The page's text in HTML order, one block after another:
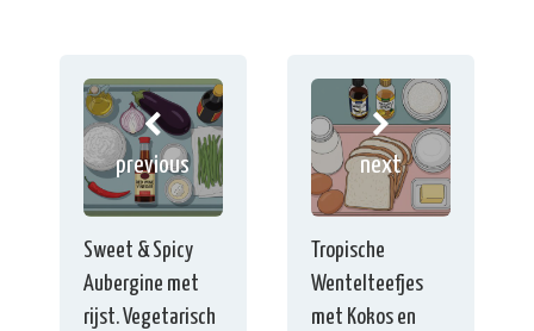
previous
Sweet & Spicy
Aubergine met
rijst. Vegetarisch
next
Tropische
Wentelteefjes
met Kokos en